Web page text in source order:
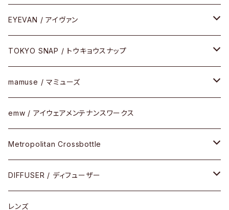
Latch(ラッチ)
修理
小物
その他
サングラス
その他
セルフレーム
メタルフレーム
コンビフレーム
EYEVAN / アイヴァン
メガネ
サングラス
その他
TOKYO SNAP / トウキョウスナップ
セルフレーム
メタルフレーム
コンビネーション
mamuse / マミューズ
セル
メタル
コンビ
emw / アイウェアメンテナンスワークス
Metropolitan Crossbottle
30cm×30cm
18cm×13cm
DIFFUSER / ディフューザー
グラスコード
レンズ